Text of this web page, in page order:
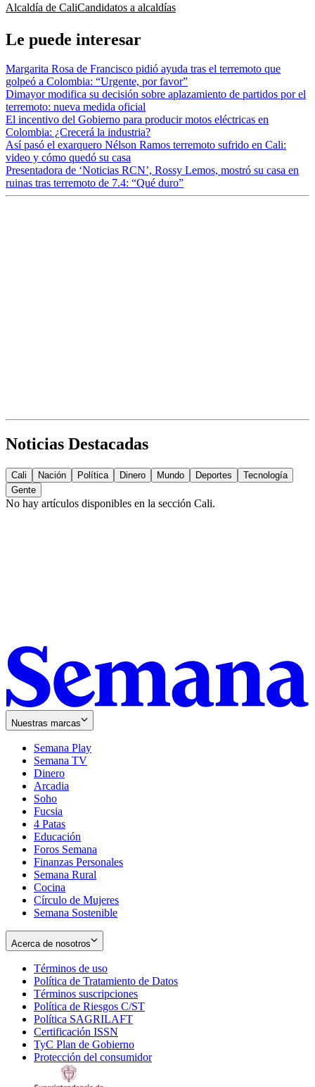
Alcaldía de CaliCandidatos a alcaldías
Le puede interesar
Margarita Rosa de Francisco pidió ayuda tras el terremoto que
golpeó a Colombia: “Urgente, por favor”
Dimayor modifica su decisión sobre aplazamiento de partidos por el
terremoto: nueva medida oficial
El incentivo del Gobierno para producir motos eléctricas en
Colombia: ¿Crecerá la industria?
Así pasó el exarquero Nélson Ramos terremoto sufrido en Cali:
video y cómo quedó su casa
Presentadora de ‘Noticias RCN’, Rossy Lemos, mostró su casa en
ruinas tras terremoto de 7.4: “Qué duro”
Noticias Destacadas
Cali Nación Política Dinero Mundo Deportes
Tecnología
Gente
No hay artículos disponibles en la sección Cali.
Nuestras marcas
Semana Play
Semana TV
Dinero
Arcadia
Soho
in
new
window
Fucsia
in
new
window
4 Patas
Educación
Foros Semana
Finanzas Personales
Semana Rural
Cocina
Círculo de Mujeres
Semana Sostenible
Acerca de nosotros
Términos de uso
in
new
window
Política de Tratamiento de Datos
Términos suscripciones
in
Política de Riesgos C/ST
Política SAGRILAFT
new
window
Certificación ISSN
in
new
TyC Plan de Gobierno
in
Protección del consumidorOpens